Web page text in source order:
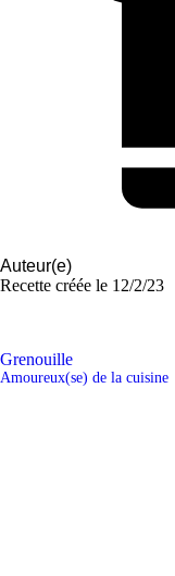
Auteur(e)
Recette créée le 12/2/23
Grenouille
Amoureux(se) de la cuisine